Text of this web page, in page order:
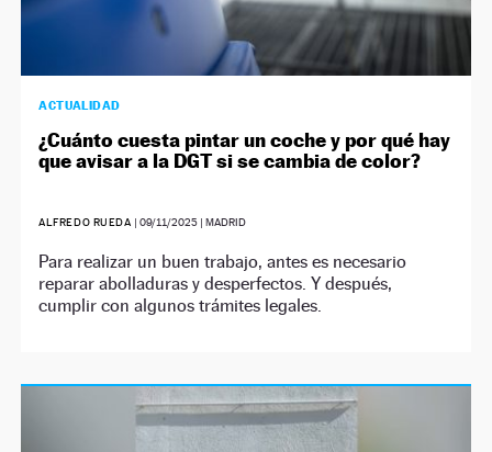
ACTUALIDAD
¿Cuánto cuesta pintar un coche y por qué hay
que avisar a la DGT si se cambia de color?
ALFREDO RUEDA | 09/11/2025| MADRID
Para realizar un buen trabajo, antes es necesario
reparar abolladuras y desperfectos. Y después,
cumplir con algunos trámites legales.